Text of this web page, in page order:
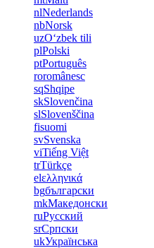
nlNederlands
nbNorsk
uzOʻzbek tili
plPolski
ptPortuguês
roromânesc
sqShqipe
skSlovenčina
slSlovenščina
fisuomi
svSvenska
viTiếng Việt
trTürkçe
elελληνικά
bgбългарски
mkМакедонски
ruРусский
srСрпски
ukУкраїнська